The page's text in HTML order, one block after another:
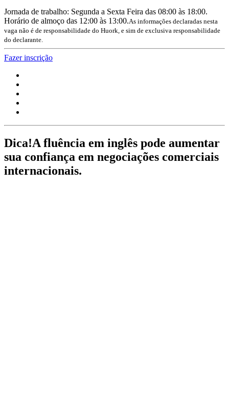
Jornada de trabalho: Segunda a Sexta Feira das 08:00 às 18:00.
Horário de almoço das 12:00 às 13:00.As informações declaradas nesta
vaga não é de responsabilidade do Huork, e sim de exclusiva responsabilidade
do declarante.
Fazer inscrição
Dica!A fluência em inglês pode aumentar
sua confiança em negociações comerciais
internacionais.